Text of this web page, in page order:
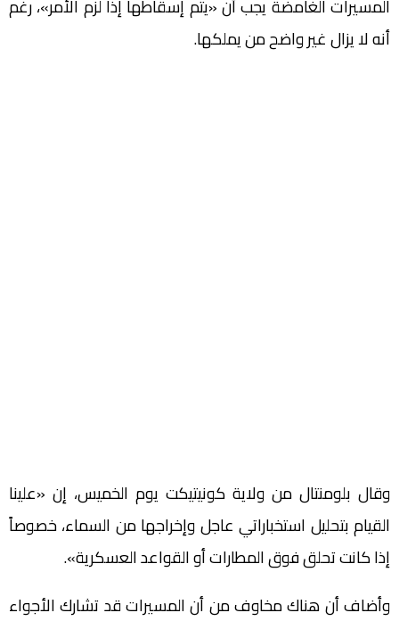
المسيرات الغامضة يجب أن «يتم إسقاطها إذا لزم الأمر»، رغم
أنه لا يزال غير واضح من يملكها.
وقال بلومنتال من ولاية كونيتيكت يوم الخميس، إن «علينا
القيام بتحليل استخباراتي عاجل وإخراجها من السماء، خصوصاً
إذا كانت تحلق فوق المطارات أو القواعد العسكرية».
وأضاف أن هناك مخاوف من أن المسيرات قد تشارك الأجواء